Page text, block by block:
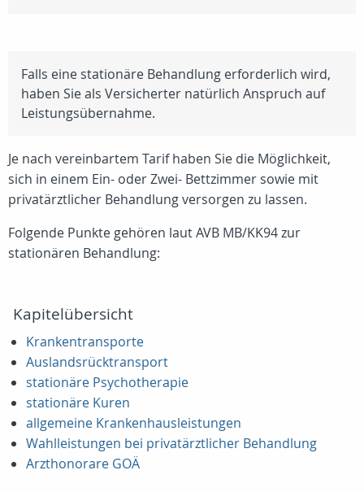
Falls eine stationäre Behandlung erforderlich wird,
haben Sie als Versicherter natürlich Anspruch auf
Leistungsübernahme.
Je nach vereinbartem Tarif haben Sie die Möglichkeit,
sich in einem Ein- oder Zwei- Bettzimmer sowie mit
privatärztlicher Behandlung versorgen zu lassen.
Folgende Punkte gehören laut AVB MB/KK94 zur
stationären Behandlung:
Kapitelübersicht
Krankentransporte
Auslandsrücktransport
stationäre Psychotherapie
stationäre Kuren
allgemeine Krankenhausleistungen
Wahlleistungen bei privatärztlicher Behandlung
Arzthonorare GOÄ